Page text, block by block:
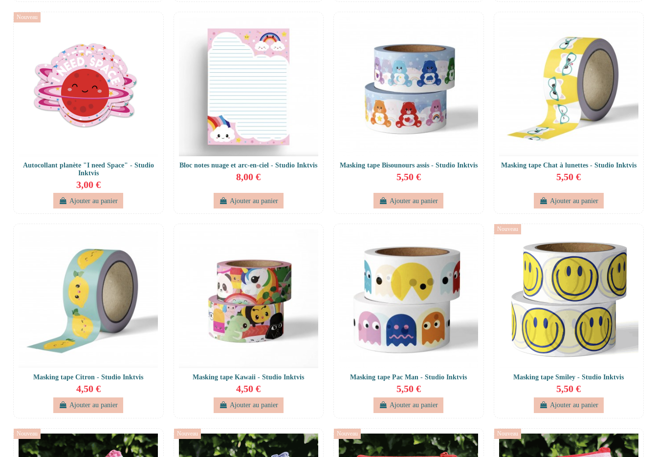
Nouveau
Autocollant planète "I need Space" - Studio
Inktvis
3,00 €
Ajouter au panier
Bloc notes nuage et arc-en-ciel - Studio Inktvis
8,00 €
Ajouter au panier
Masking tape Bisounours assis - Studio Inktvis
5,50 €
Ajouter au panier
Masking tape Chat à lunettes - Studio Inktvis
5,50 €
Ajouter au panier
Masking tape Citron - Studio Inktvis
4,50 €
Ajouter au panier
Masking tape Kawaii - Studio Inktvis
4,50 €
Ajouter au panier
Masking tape Pac Man - Studio Inktvis
5,50 €
Ajouter au panier
Nouveau
Masking tape Smiley - Studio Inktvis
5,50 €
Ajouter au panier
Nouveau Nouveau Nouveau Nouveau